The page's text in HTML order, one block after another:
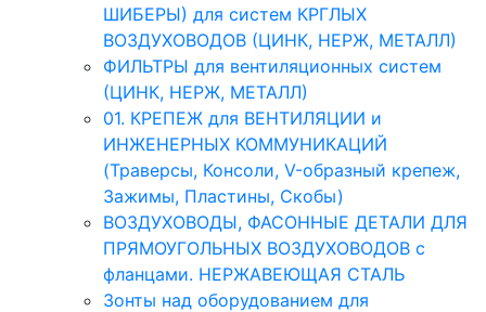
ШИБЕРЫ) для систем КРГЛЫХ
ВОЗДУХОВОДОВ (ЦИНК, НЕРЖ, МЕТАЛЛ)
ФИЛЬТРЫ для вентиляционных систем
(ЦИНК, НЕРЖ, МЕТАЛЛ)
01. КРЕПЕЖ для ВЕНТИЛЯЦИИ и
ИНЖЕНЕРНЫХ КОММУНИКАЦИЙ
(Траверсы, Консоли, V-образный крепеж,
Зажимы, Пластины, Скобы)
ВОЗДУХОВОДЫ, ФАСОННЫЕ ДЕТАЛИ ДЛЯ
ПРЯМОУГОЛЬНЫХ ВОЗДУХОВОДОВ с
фланцами. НЕРЖАВЕЮЩАЯ СТАЛЬ
Зонты над оборудованием для